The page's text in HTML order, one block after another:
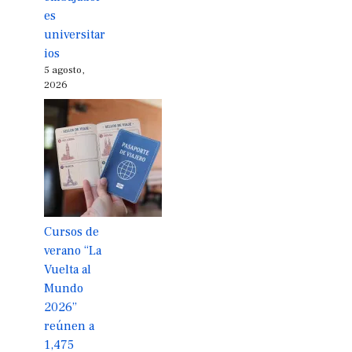
es
universitar
ios
5 agosto,
2026
Cursos de
verano “La
Vuelta al
Mundo
2026”
reúnen a
1,475